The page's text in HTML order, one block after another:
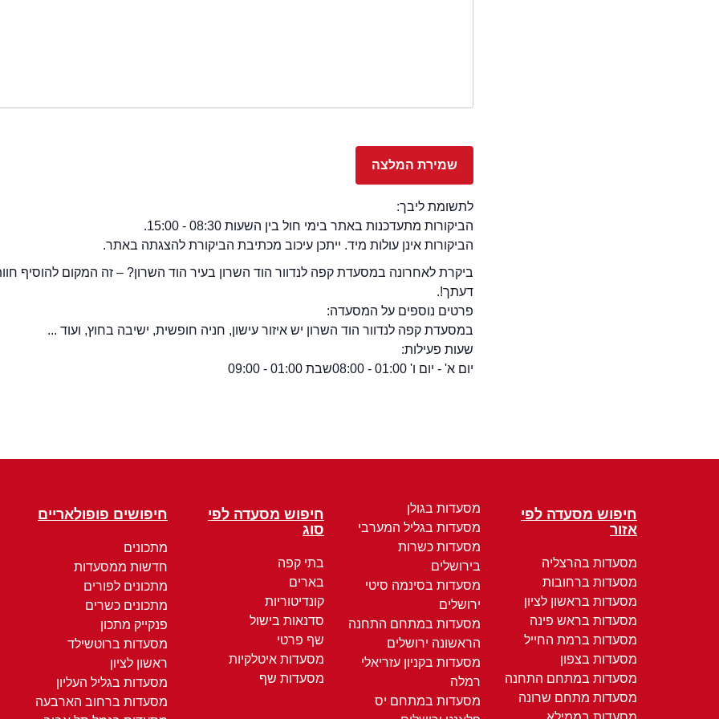
לתשומת ליבך:
הביקורות מתעדכנות באתר בימי חול בין השעות 08:30 - 15:00.
הביקורות אינן עולות מיד. ייתכן עיכוב מכתיבת הביקורת להצגתה באתר.
ביקרת לאחרונה במסעדת קפה לנדוור הוד השרון בעיר הוד השרון? – זה המקום להוסיף
דעתך!.
פרטים נוספים על המסעדה:
במסעדת קפה לנדוור הוד השרון יש איזור עישון, חניה חופשית, ישיבה בחוץ, ועוד ...
שעות פעילות:
יום א' - יום ו' 01:00 - 08:00
שבת 01:00 - 09:00
חיפוש מסעדה לפי
אזור
מסעדות בהרצליה
מסעדות ברחובות
מסעדות בראשון לציון
מסעדות בראש פינה
מסעדות ברמת החייל
מסעדות בצפון
מסעדות במתחם התחנה
מסעדות מתחם שרונה
מסעדות בגולן
מסעדות בגליל המערבי
מסעדות כשרות
בירושלים
מסעדות בסינמה סיטי
ירושלים
מסעדות במתחם התחנה
הראשונה ירושלים
מסעדות בקניון עזריאלי
רמלה
מסעדות במתחם יס
חיפוש מסעדה לפי
סוג
בתי קפה
בארים
קונדיטוריות
סדנאות בישול
שף פרטי
מסעדות איטלקיות
מסעדות שף
חיפושים פופולאריים
מתכונים
חדשות ממסעדות
מתכונים לפורים
מתכונים כשרים
פנקייק מתכון
מסעדות ברוטשילד
ראשון לציון
מסעדות בגליל העליון
מסעדות ברחוב הארבעה